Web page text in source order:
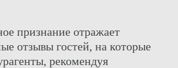
признание отражает
отзывы гостей, на которые
рекомендуя